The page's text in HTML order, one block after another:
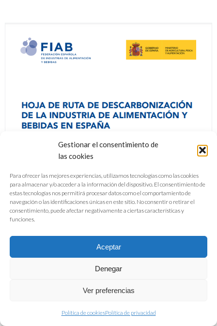
Gestionar el consentimiento de
las cookies
Para ofrecer las mejores experiencias, utilizamos tecnologías como las cookies
para almacenar y/o acceder a la información del dispositivo. El consentimiento de
estas tecnologías nos permitirá procesar datos como el comportamiento de
navegación o las identificaciones únicas en este sitio. No consentir o retirar el
consentimiento, puede afectar negativamente a ciertas características y
funciones.
Aceptar
Denegar
Ver preferencias
Política de cookiesPolítica de privacidad